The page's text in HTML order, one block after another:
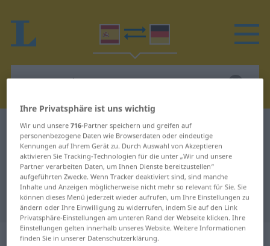
Spanisch-Deutsch Wörterbuch comparado
Spanisch-Deutsch Übersetzung für
"comparado"
"comparado" Deutsch Übersetzung
„comparado“: adjetivo
Ihre Privatsphäre ist uns wichtig
Wir und unsere716-Partner speichern und greifen auf
personenbezogene Daten wie Browserdaten oder eindeutige
Kennungen auf Ihrem Gerät zu. Durch Auswahl von Akzeptieren
aktivieren Sie Tracking-Technologien für die unter „Wir und unsere
Partner verarbeiten Daten, um Ihnen Dienste bereitzustellen“
aufgeführten Zwecke. Wenn Tracker deaktiviert sind, sind manche
Inhalte und Anzeigen möglicherweise nicht mehr so relevant für Sie. Sie
können dieses Menü jederzeit wieder aufrufen, um Ihre Einstellungen zu
ändern oder Ihre Einwilligung zu widerrufen, indem Sie auf den Link
Privatsphäre-Einstellungen am unteren Rand der Webseite klicken. Ihre
Einstellungen gelten innerhalb unseres Website. Weitere Informationen
finden Sie in unserer Datenschutzerklärung.